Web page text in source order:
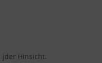
jder Hinsicht.